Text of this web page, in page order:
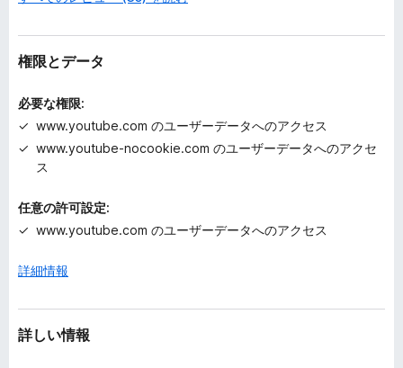
権限とデータ
必要な権限:
www.youtube.com のユーザーデータへのアクセス
www.youtube-nocookie.com のユーザーデータへのアクセ
ス
任意の許可設定:
www.youtube.com のユーザーデータへのアクセス
詳細情報
詳しい情報